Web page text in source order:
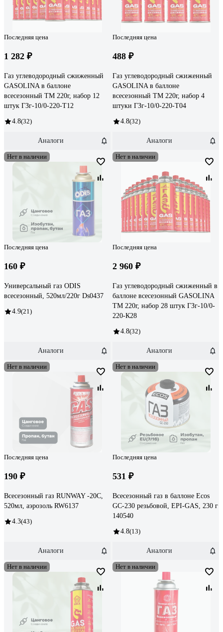
Последняя цена
1 282 ₽
Газ углеводородный сжиженный
GASOLINA в баллоне
всесезонный ТМ 220г, набор 12
штук ГЗг-10/0-220-Т12
4.8(32)
Аналоги
Последняя цена
488 ₽
Газ углеводородный сжиженный
GASOLINA в баллоне
всесезонный ТМ 220г, набор 4
штуки ГЗг-10/0-220-Т04
4.8(32)
Аналоги
Нет в наличии
Последняя цена
160 ₽
Универсальный газ ODIS
всесезонный, 520мл/220г Ds0437
4.9(21)
Аналоги
Нет в наличии
Последняя цена
2 960 ₽
Газ углеводородный сжиженный в
баллоне всесезонный GASOLINA
ТМ 220г, набор 28 штук ГЗг-10/0-
220-К28
4.8(32)
Аналоги
Нет в наличии
Последняя цена
190 ₽
Всесезонный газ RUNWAY -20С,
520мл, аэрозоль RW6137
4.3(43)
Аналоги
Нет в наличии
Последняя цена
531 ₽
Всесезонный газ в баллоне Ecos
GC-230 резьбовой, EPI-GAS, 230 г
140540
4.8(13)
Аналоги
Нет в наличии Нет в наличии